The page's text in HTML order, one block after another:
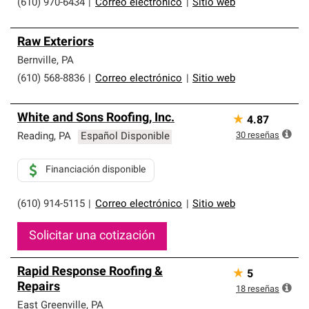
(610) 970-6434 Correo electrónico Sitio web
Raw Exteriors
Bernville, PA
(610) 568-8836
Correo electrónico Sitio web
White and Sons Roofing, Inc.
Reading, PA Español Disponible
(610) 914-5115 Correo electrónico Sitio web
Financiación disponible
Solicitar una cotización
★ 4.87
30 reseñas
Rapid Response Roofing &
Repairs
East Greenville, PA
★ 5
18 reseñas